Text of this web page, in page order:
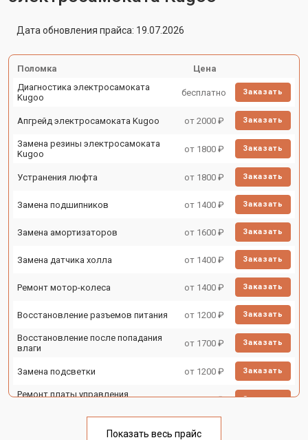
Дата обновления прайса: 19.07.2026
Поломка
Цена
Диагностика электросамоката
Kugoo
бесплатно Заказать
Апгрейд электросамоката Kugoo от 2000 ₽ Заказать
Замена резины электросамоката
Kugoo
от 1800 ₽ Заказать
Устранения люфта от 1800 ₽ Заказать
Замена подшипников от 1400 ₽ Заказать
Замена амортизаторов от 1600 ₽ Заказать
Замена датчика холла от 1400 ₽ Заказать
Ремонт мотор-колеса от 1400 ₽ Заказать
Восстановление разъемов питания от 1200 ₽ Заказать
Восстановление после попадания
влаги
от 1700 ₽ Заказать
Замена подсветки от 1200 ₽ Заказать
Ремонт платы управления
от 2500 ₽ Заказать
от 1800 ₽
Показать весь прайс